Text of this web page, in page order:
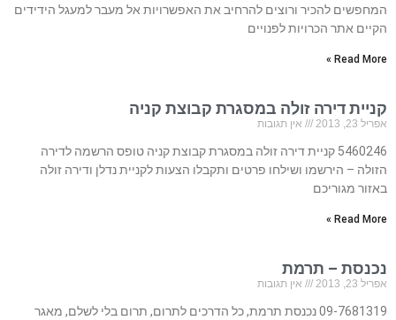
המחפשים להכיר ורוצים להרחיב את האפשרויות אל מעבר למעגל הידידים
הקיים אתר הכרויות לפנויים
Read More »
קניית דירה זולה במסגרת קבוצת קניה
אפריל 23, 2013 אין תגובות
5460246 קניית דירה זולה במסגרת קבוצת קניה טופס הרשמה לדירה
הזולה – הירשמו ושילחו פרטים ותקבלו הצעות לקניית נדלן ודירה זולה
באזור מגוריכם
Read More »
נכנסת – תרמת
אפריל 23, 2013 אין תגובות
09-7681319 נכנסת תרמת, כל הדרכים לתרום, תרום בלי לשלם, מאגר